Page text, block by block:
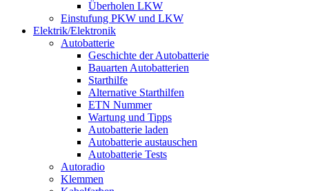
Überholen LKW
Einstufung PKW und LKW
Elektrik/Elektronik
Autobatterie
Geschichte der Autobatterie
Bauarten Autobatterien
Starthilfe
Alternative Starthilfen
ETN Nummer
Wartung und Tipps
Autobatterie laden
Autobatterie austauschen
Autobatterie Tests
Autoradio
Klemmen